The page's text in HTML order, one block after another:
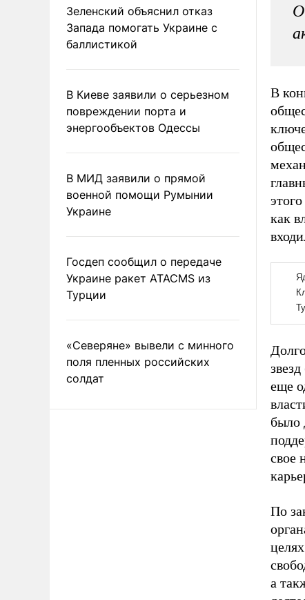
Зеленский объяснил отказ
Запада помогать Украине с
баллистикой
В Киеве заявили о серьезном
повреждении порта и
энергообъектов Одессы
В МИД заявили о прямой
военной помощи Румынии
Украине
Госдеп сообщил о передаче
Украине ракет ATACMS из
Турции
«Северяне» вывели с минного
поля пленных российских
солдат
В
как
еще
было
свое
По
а